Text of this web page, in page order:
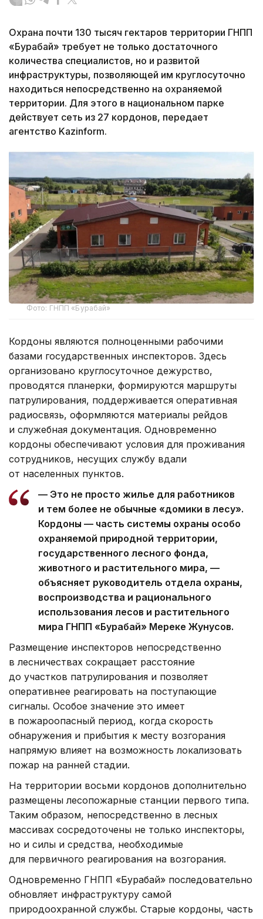
Охрана почти 130 тысяч гектаров территории ГНПП
«Бурабай» требует не только достаточного
количества специалистов, но и развитой
инфраструктуры, позволяющей им круглосуточно
находиться непосредственно на охраняемой
территории. Для этого в национальном парке
действует сеть из 27 кордонов, передает
агентство Kazinform.
Фото: ГНПП «Бурабай»
Кордоны являются полноценными рабочими
базами государственных инспекторов. Здесь
организовано круглосуточное дежурство,
проводятся планерки, формируются маршруты
патрулирования, поддерживается оперативная
радиосвязь, оформляются материалы рейдов
и служебная документация. Одновременно
кордоны обеспечивают условия для проживания
сотрудников, несущих службу вдали
от населенных пунктов.
— Это не просто жилье для работников
и тем более не обычные «домики в лесу».
Кордоны — часть системы охраны особо
охраняемой природной территории,
государственного лесного фонда,
животного и растительного мира, —
объясняет руководитель отдела охраны,
воспроизводства и рационального
использования лесов и растительного
мира ГНПП «Бурабай» Мереке Жунусов.
Размещение инспекторов непосредственно
в лесничествах сокращает расстояние
до участков патрулирования и позволяет
оперативнее реагировать на поступающие
сигналы. Особое значение это имеет
в пожароопасный период, когда скорость
обнаружения и прибытия к месту возгорания
напрямую влияет на возможность локализовать
пожар на ранней стадии.
На территории восьми кордонов дополнительно
размещены лесопожарные станции первого типа.
Таким образом, непосредственно в лесных
массивах сосредоточены не только инспекторы,
но и силы и средства, необходимые
для первичного реагирования на возгорания.
Одновременно ГНПП «Бурабай» последовательно
обновляет инфраструктуру самой
природоохранной службы. Старые кордоны, часть